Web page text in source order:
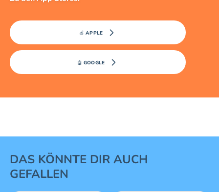
🍏 APPLE
🤖 GOOGLE
1 von 16
DAS KÖNNTE DIR AUCH
GEFALLEN